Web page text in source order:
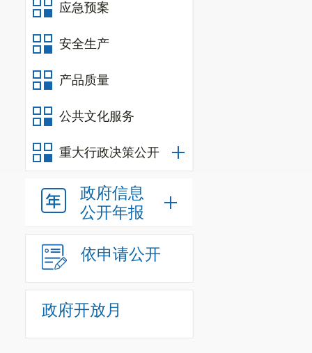
应急预案
安全生产
产品质量
公共文化服务
重大行政决策公开
政府信息
公开年报
依申请公开
政府开放月